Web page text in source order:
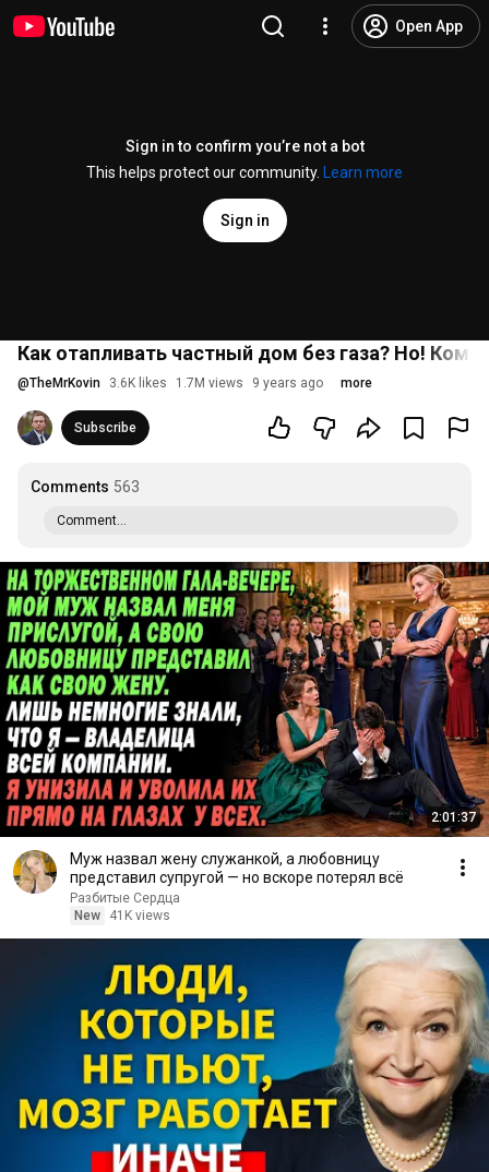
Open App
Sign in to confirm you’re not a bot
This helps protect our community.
Learn more
Sign in
Как отапливать частный дом без газа? Но!
@TheMrKovin 3.6K likes 1.7M views 9 years ago more
Subscribe
Comments 563
Comment...
2:01:37
Муж назвал жену служанкой, а любовницу
представил супругой — но вскоре потерял всё
Разбитые Сердца
New
41K views